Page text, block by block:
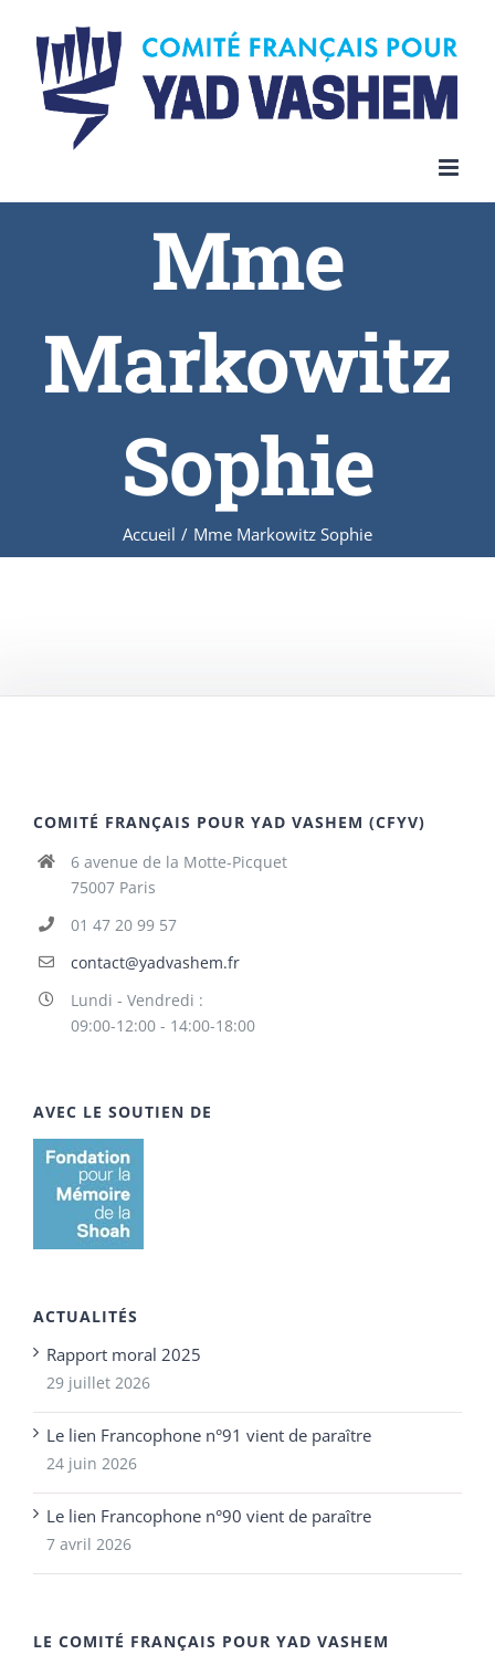
content
Mme
Markowitz
Sophie
Accueil / Mme Markowitz Sophie
COMITÉ FRANÇAIS POUR YAD VASHEM (CFYV)
6 avenue de la Motte-Picquet
75007 Paris
01 47 20 99 57
contact@yadvashem.fr
Lundi - Vendredi :
09:00-12:00 - 14:00-18:00
AVEC LE SOUTIEN DE
ACTUALITÉS
Rapport moral 2025
29 juillet 2026
Le lien Francophone n°91 vient de paraître
24 juin 2026
Le lien Francophone n°90 vient de paraître
7 avril 2026
LE COMITÉ FRANÇAIS POUR YAD VASHEM